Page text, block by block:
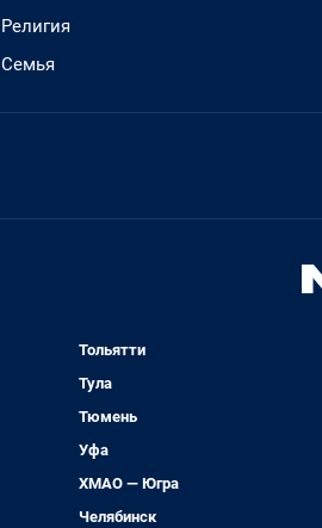
Религия
Семья
Тольятти
Тула
Тюмень
Уфа
ХМАО — Югра
Челябинск